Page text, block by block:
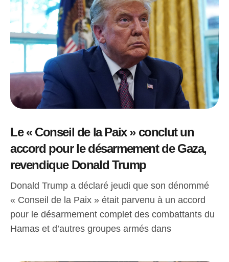
Le « Conseil de la Paix » conclut un
accord pour le désarmement de Gaza,
revendique Donald Trump
Donald Trump a déclaré jeudi que son dénommé
« Conseil de la Paix » était parvenu à un accord
pour le désarmement complet des combattants du
Hamas et d’autres groupes armés dans